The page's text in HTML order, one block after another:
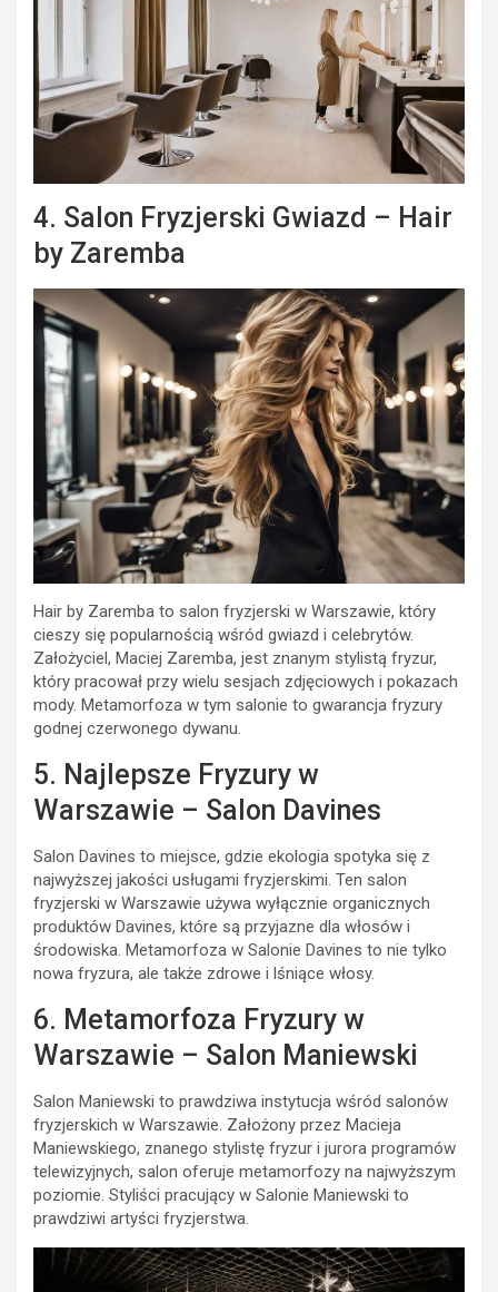
4. Salon Fryzjerski Gwiazd – Hair
by Zaremba
Hair by Zaremba to salon fryzjerski w Warszawie, który
cieszy się popularnością wśród gwiazd i celebrytów.
Założyciel, Maciej Zaremba, jest znanym stylistą fryzur,
który pracował przy wielu sesjach zdjęciowych i pokazach
mody. Metamorfoza w tym salonie to gwarancja fryzury
godnej czerwonego dywanu.
5. Najlepsze Fryzury w
Warszawie – Salon Davines
Salon Davines to miejsce, gdzie ekologia spotyka się z
najwyższej jakości usługami fryzjerskimi. Ten salon
fryzjerski w Warszawie używa wyłącznie organicznych
produktów Davines, które są przyjazne dla włosów i
środowiska. Metamorfoza w Salonie Davines to nie tylko
nowa fryzura, ale także zdrowe i lśniące włosy.
6. Metamorfoza Fryzury w
Warszawie – Salon Maniewski
Salon Maniewski to prawdziwa instytucja wśród salonów
fryzjerskich w Warszawie. Założony przez Macieja
Maniewskiego, znanego stylistę fryzur i jurora programów
telewizyjnych, salon oferuje metamorfozy na najwyższym
poziomie. Styliści pracujący w Salonie Maniewski to
prawdziwi artyści fryzjerstwa.